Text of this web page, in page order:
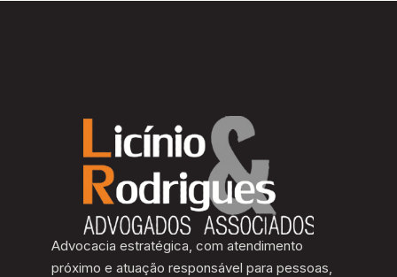
Advocacia estratégica, com atendimento
próximo e atuação responsável para pessoas,